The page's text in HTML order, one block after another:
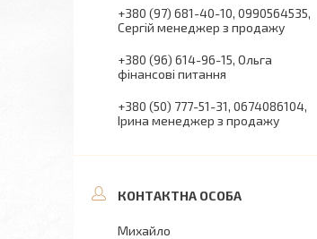
+380 (97) 681-40-10 0990564535
Сергій менеджер з продажу
+380 (96) 614-96-15 Ольга
фінансові питання
+380 (50) 777-51-31 0674086104
Ірина менеджер з продажу
Михайло